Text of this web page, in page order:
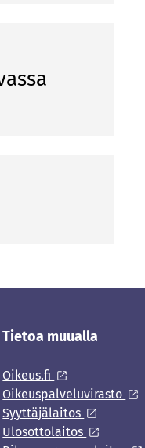
Tietoa muualla
Oikeus.fi
Oikeuspalveluvirasto
Syyttäjälaitos
Ulosottolaitos